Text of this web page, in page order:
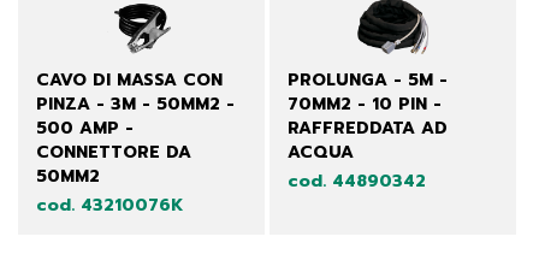
CAVO DI MASSA CON
PINZA - 3M - 50MM2 -
500 AMP -
CONNETTORE DA
50MM2
cod. 43210076K
PROLUNGA - 5M -
70MM2 - 10 PIN -
RAFFREDDATA AD
ACQUA
cod. 44890342